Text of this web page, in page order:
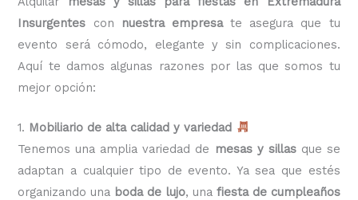
Insurgentes con nuestra empresate asegura que tu
evento será cómodo, elegante y sin complicaciones.
Aquí te damos algunas razones por las que somos tu
mejor opción:
1. Mobiliario de alta calidad y variedad
Tenemos una amplia variedad de mesas y sillasque se
adaptan a cualquier tipo de evento. Ya sea que estés
organizando una boda de lujo, una fiesta de cumpleaños